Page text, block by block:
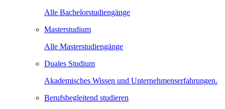
Alle Bachelorstudiengänge
Masterstudium
Alle Masterstudiengänge
Duales Studium
Akademisches Wissen und Unternehmenserfahrungen.
Berufsbegleitend studieren